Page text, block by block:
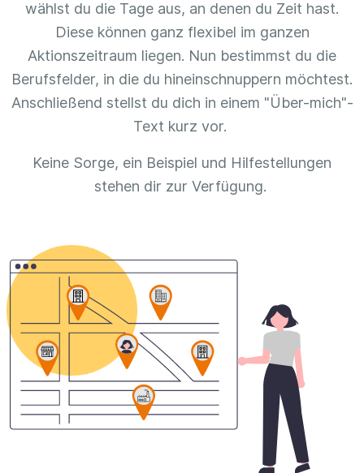
wählst du die Tage aus, an denen du Zeit hast.
Diese können ganz flexibel im ganzen
Aktionszeitraum liegen. Nun bestimmst du die
Berufsfelder, in die du hineinschnuppern möchtest.
Anschließend stellst du dich in einem "Über-mich"-
Text kurz vor.
Keine Sorge, ein Beispiel und Hilfestellungen
stehen dir zur Verfügung.